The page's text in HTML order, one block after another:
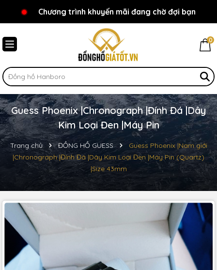
Chào mừng bạn đến với Đồnghồgiátốt.vn!
Chương trình khuyến mãi đang chờ đợi bạn
0
Guess Phoenix |Chronograph |Đính Đá |Dây
Kim Loại Đen |Máy Pin
Trang chủ ĐỒNG HỒ GUESS
Guess Phoenix |Nam giới
|Chronograph |Đính Đá |Dây Kim Loại Đen |Máy Pin (Quartz)
|Size 43mm